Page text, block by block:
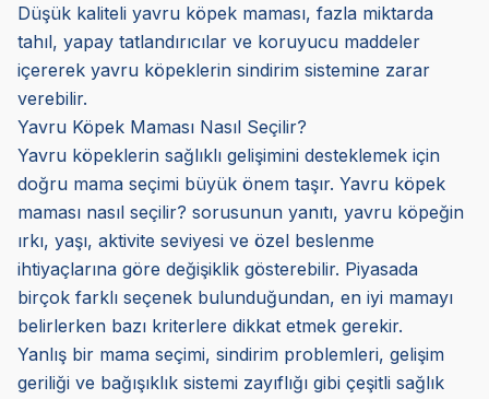
Düşük kaliteli yavru köpek maması, fazla miktarda
tahıl, yapay tatlandırıcılar ve koruyucu maddeler
içererek yavru köpeklerin sindirim sistemine zarar
verebilir.
Yavru Köpek Maması Nasıl Seçilir?
Yavru köpeklerin sağlıklı gelişimini desteklemek için
doğru mama seçimi büyük önem taşır. Yavru köpek
maması nasıl seçilir? sorusunun yanıtı, yavru köpeğin
ırkı, yaşı, aktivite seviyesi ve özel beslenme
ihtiyaçlarına göre değişiklik gösterebilir. Piyasada
birçok farklı seçenek bulunduğundan, en iyi mamayı
belirlerken bazı kriterlere dikkat etmek gerekir.
Yanlış bir mama seçimi, sindirim problemleri, gelişim
geriliği ve bağışıklık sistemi zayıflığı gibi çeşitli sağlık